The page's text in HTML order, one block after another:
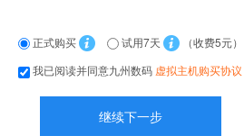
正式购买 试用7天
（收费5元）
我已阅读并同意九州数码 虚拟主机购买协议